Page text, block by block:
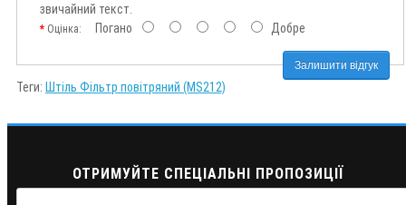
звичайний текст.
Оцінка: Погано Добре
Залишити відгук
Теги: Штіль Фільтр повітряний (MS212)
ОТРИМУЙТЕ СПЕЦІАЛЬНІ ПРОПОЗИЦІЇ